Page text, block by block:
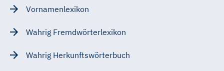
Vornamenlexikon
Wahrig Fremdwörterlexikon
Wahrig Herkunftswörterbuch